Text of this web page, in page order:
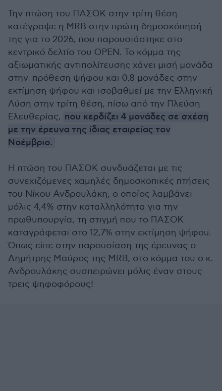
Την πτώση του ΠΑΣΟΚ στην τρίτη θέση
κατέγραψε η MRB στην πρώτη δημοσκόπησή
της για το 2026, που παρουσιάστηκε στο
κεντρικό δελτίο του OPEN. To κόμμα της
αξιωματικής αντιπολίτευσης χάνει μισή μονάδα
στην πρόθεση ψήφου και 0,8 μονάδες στην
εκτίμηση ψήφου και ισοβαθμεί με την Ελληνική
Λύση στην τρίτη θέση, πίσω από την Πλεύση
Ελευθερίας, που κερδίζει 4 μονάδες σε σχέση
με την έρευνα της ίδιας εταιρείας τον
Νοέμβριο.
Η πτώση του ΠΑΣΟΚ συνδυάζεται με τις
συνεχιζόμενες χαμηλές δημοσκοπικές πτήσεις
του Νίκου Ανδρουλάκη, ο οποίος λαμβάνει
μόλις 4,4% στην καταλληλότητα για την
πρωθυπουργία, τη στιγμή που το ΠΑΣΟΚ
καταγράφεται στο 12,7% στην εκτίμηση ψήφου.
Όπως είπε στην παρουσίαση της έρευνας ο
Δημήτρης Μαύρος της MRB, στο κόμμα του ο κ.
Ανδρουλάκης συσπειρώνει μόλις έναν στους
τρεις ψηφοφόρους!